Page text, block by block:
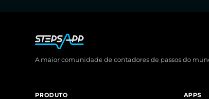
A maior comunidade de contadores de passos do
PRODUTO APPS